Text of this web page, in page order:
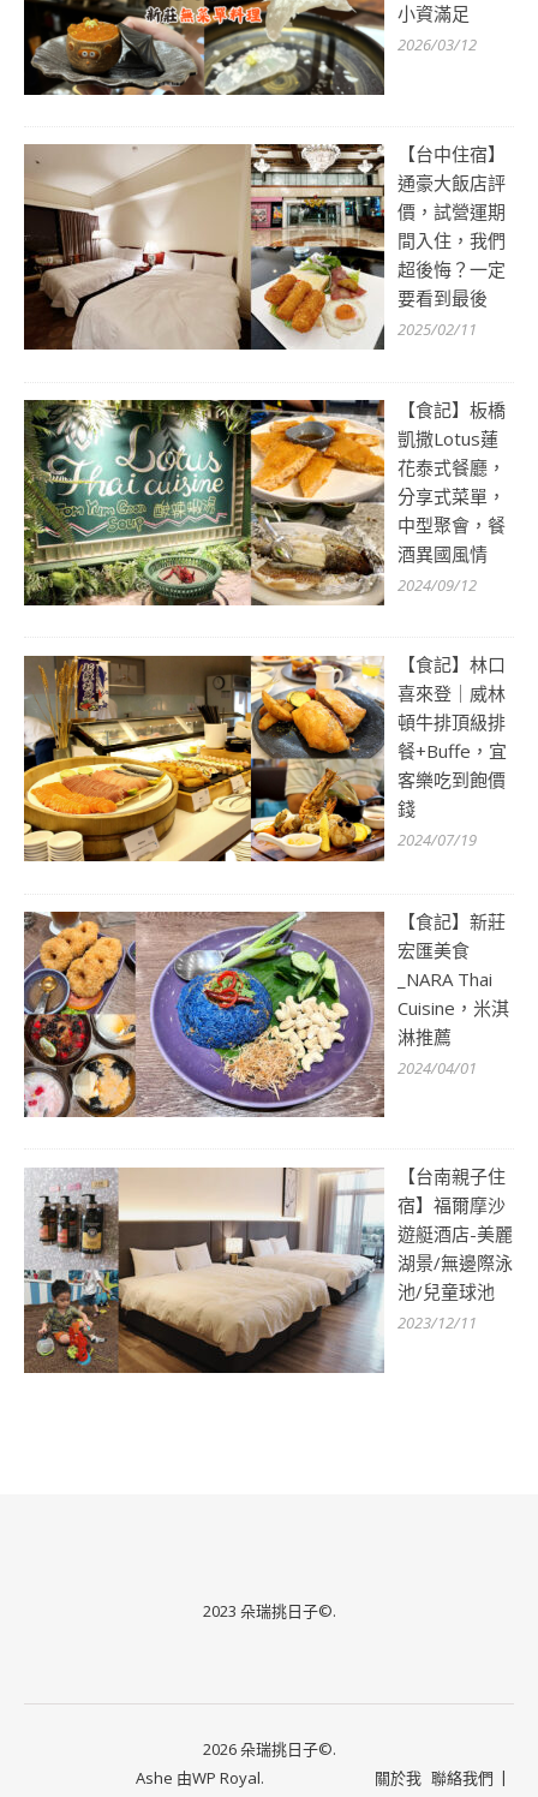
小資滿足
2026/03/12
【台中住宿】
通豪大飯店評
價，試營運期
間入住，我們
超後悔？一定
要看到最後
2025/02/11
【食記】板橋
凱撒Lotus蓮
花泰式餐廳，
分享式菜單，
中型聚會，餐
酒異國風情
2024/09/12
【食記】林口
喜來登｜威林
頓牛排頂級排
餐+Buffe，宜
客樂吃到飽價
錢
2024/07/19
【食記】新莊
宏匯美食
_NARA Thai
Cuisine，米淇
淋推薦
2024/04/01
【台南親子住
宿】福爾摩沙
遊艇酒店-美麗
湖景/無邊際泳
池/兒童球池
2023/12/11
2023 朵瑞挑日子©.
2026 朵瑞挑日子©.
關於我 聯絡我們
Ashe 由WP Royal.